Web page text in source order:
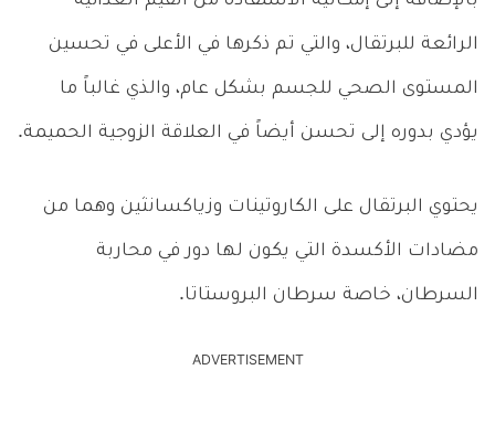
الرائعة للبرتقال، والتي تم ذكرها في الأعلى في تحسين
المستوى الصحي للجسم بشكل عام، والذي غالباً ما
يؤدي بدوره إلى تحسن أيضاً في العلاقة الزوجية الحميمة.
يحتوي البرتقال على الكاروتينات وزياكسانثين وهما من
مضادات الأكسدة التي يكون لها دور في محاربة
السرطان، خاصة سرطان البروستاتا.
ADVERTISEMENT